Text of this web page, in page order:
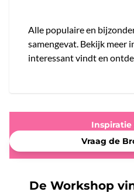
Alle populaire en
samengevat. Bekijk meer
interessant vindt en
Inspiratie
Vraag de
De Workshop